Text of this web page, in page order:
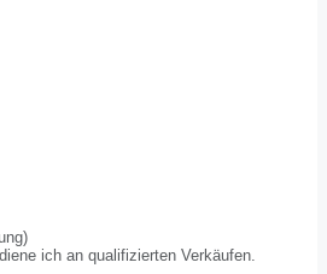
ich an qualifizierten Verkäufen.